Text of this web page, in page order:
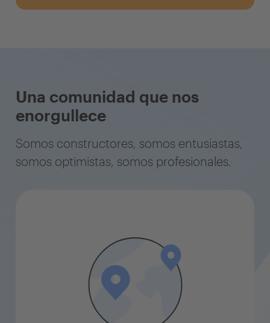
Una comunidad que nos
enorgullece
Somos constructores, somos entusiastas,
somos optimistas, somos profesionales.